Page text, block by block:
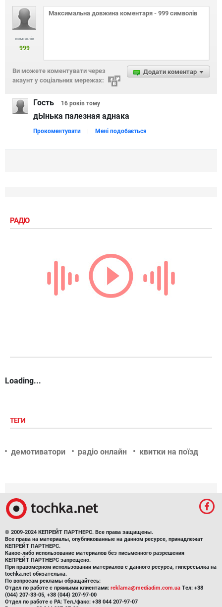
символів
999
Додати коментар
Ви можете коментувати через
акаунт у соціальних мережах:
Гость 16 років тому
дЫнька палезная аднака
Прокоментувати Мені подобається
РАДІО
Loading...
ТЕГИ
демотиватори радіо онлайн квитки на поїзд
© 2009-2024 КЕПРЕЙТ ПАРТНЕРС. Все права защищены.
Все права на материалы, опубликованные на данном ресурсе, принадлежат
КЕПРЕЙТ ПАРТНЕРС.
Какое-либо использование материалов без письменного разрешения
КЕПРЕЙТ ПАРТНЕРС запрещено.
При правомерном использовании материалов с данного ресурса, гиперссылка на
tochka.net обязательна.
По вопросам рекламы обращайтесь:
Отдел по работе с прямыми клиентами: reklama@mediadim.com.ua Тел: +38
(044) 207-33-05, +38 (044) 207-97-00
Отдел по работе с РА: Тел./факс: +38 044 207-97-07